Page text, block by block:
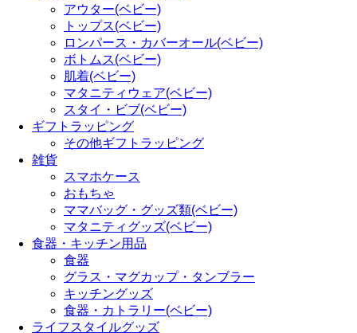
アウター(ベビー)
トップス(ベビー)
ロンパース・カバーオール(ベビー)
ボトムス(ベビー)
肌着(ベビー)
マタニティウェア(ベビー)
スタイ・ビブ(ベビー)
ギフトラッピング
その他ギフトラッピング
雑貨
スマホケース
おもちゃ
ママバッグ・グッズ類(ベビー)
マタニティグッズ(ベビー)
食器・キッチン用品
食器
グラス・マグカップ・タンブラー
キッチングッズ
食器・カトラリー(ベビー)
ライフスタイルグッズ